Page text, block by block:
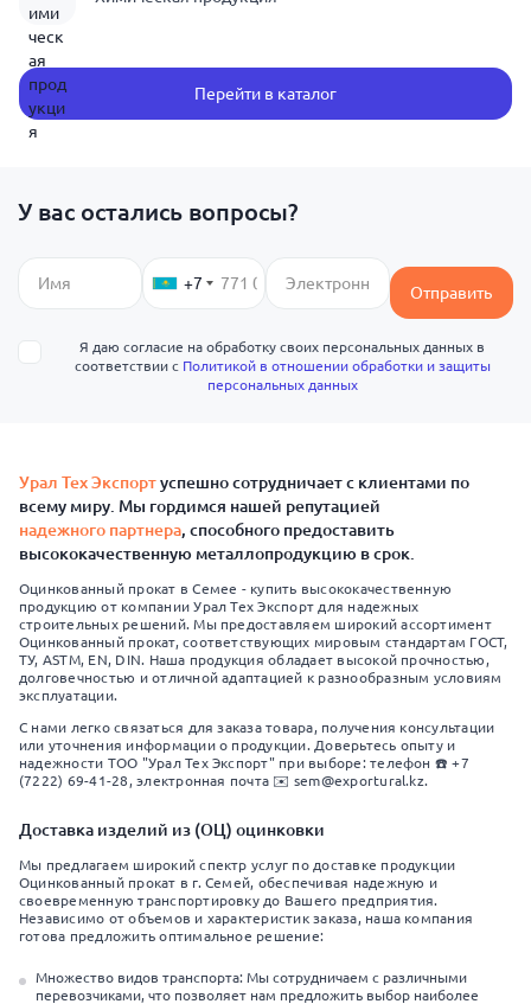
Перейти в каталог
У вас остались вопросы?
+7 Отправить
Я даю согласие на обработку своих персональных данных в
соответствии с Политикой в отношении обработки и защиты
персональных данных
Урал Тех Экспортуспешно сотрудничает с клиентами по
всему миру. Мы гордимся нашей репутацией
надежного партнера, способного предоставить
высококачественную металлопродукцию в срок.
Оцинкованный прокат в Семее - купить высококачественную
продукцию от компании Урал Тех Экспорт для надежных
строительных решений. Мы предоставляем широкий ассортимент
Оцинкованный прокат, соответствующих мировым стандартам ГОСТ,
ТУ, ASTM, EN, DIN. Наша продукция обладает высокой прочностью,
долговечностью и отличной адаптацией к разнообразным условиям
эксплуатации.
С нами легко связаться для заказа товара, получения консультации
или уточнения информации о продукции. Доверьтесь опыту и
надежности ТОО "Урал Тех Экспорт" при выборе: телефон ☎️ +7
(7222) 69-41-28, электронная почта ✉️ sem@exportural.kz.
Доставка изделий из (ОЦ) оцинковки
Мы предлагаем широкий спектр услуг по доставке продукции
Оцинкованный прокат в г. Семей, обеспечивая надежную и
своевременную транспортировку до Вашего предприятия.
Независимо от объемов и характеристик заказа, наша компания
готова предложить оптимальное решение:
Множество видов транспорта: Мы сотрудничаем с различными
перевозчиками, что позволяет нам предложить выбор наиболее